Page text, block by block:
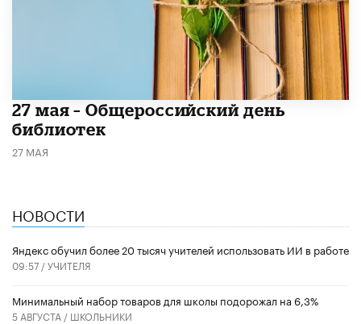
​27 мая – Общероссийский день
библиотек
27 МАЯ
НОВОСТИ
​Яндекс обучил более 20 тысяч учителей использовать ИИ в работе
09:57 /УЧИТЕЛЯ
Минимальный набор товаров для школы подорожал на 6,3%
5 АВГУСТА / ШКОЛЬНИКИ